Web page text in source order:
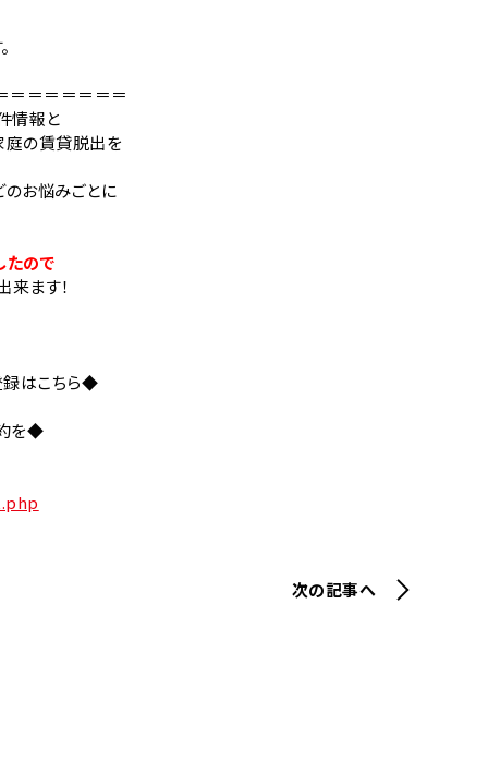
＝＝＝＝＝＝＝
情報と
庭の賃貸脱出を
お悩みごとに
たので
ます！
はこちら◆
を◆
次の記事へ